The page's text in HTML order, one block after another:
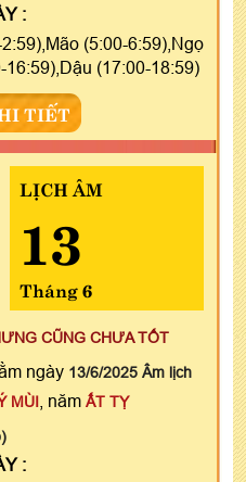
:
(5:00-6:59),Ngọ
16:59),Dậu (17:00-18:59)
TIẾT
LỊCH ÂM
13
Tháng 6
CŨNG CHƯA TỐT
ngày 13/6/2025 Âm lịch
MÙI , năm ẤT TỴ
: